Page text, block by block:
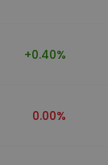
+0.40%
0.00%